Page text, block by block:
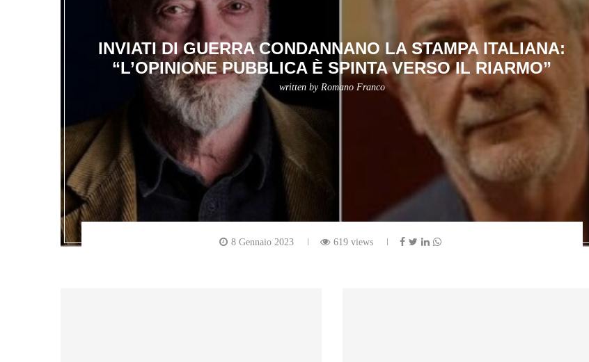
INVIATI DI GUERRA CONDANNANO LA STAMPA ITALIANA:
“L’OPINIONE PUBBLICA È SPINTA VERSO IL RIARMO”
written by Romano Franco
8 Gennaio 2023 619 views